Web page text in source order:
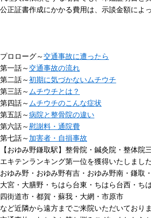
公正証書作成にかかる費用は、示談金額によ
プロローグ～交通事故に遭ったら
第一話～交通事故の流れ
第二話～初期に気づかないムチウチ
第三話～ ムチウチとは？
第四話～ ムチウチのこんな症状
第五話～病院と整骨院の違い
第六話～慰謝料・通院費
第七話～ 加害者・自損事故
【おゆみ野鎌取駅】整骨院・鍼灸院・整体院
エキテンランキング第一位を獲得いたしまし
おゆみ野・おゆみ野有吉・おゆみ野南・鎌取
大宮・大膳野・ちはら台東・ちはら台西・ち
四街道市・都賀・蘇我・大網・市原市
など近隣から遠方までご来院いただいておりま